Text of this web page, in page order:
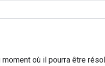
où il pourra être